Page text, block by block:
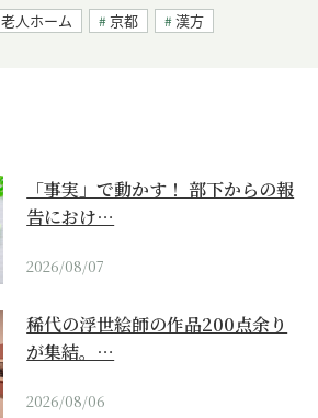
老人ホーム 京都 漢方
「事実」で動かす！ 部下からの報
告におけ…
2026/08/07
稀代の浮世絵師の作品200点余り
が集結。…
2026/08/06